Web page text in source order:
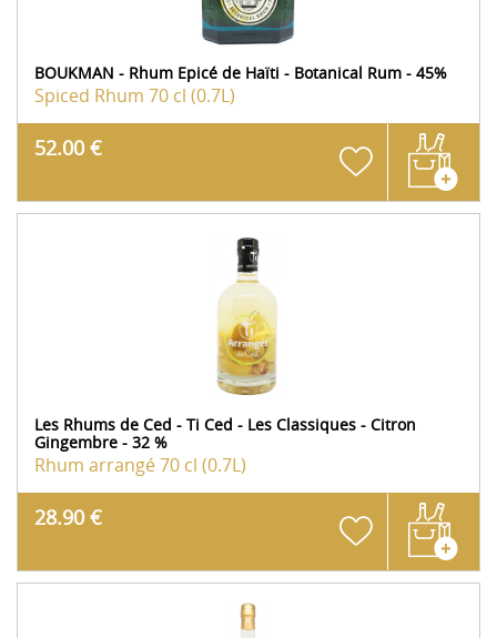
BOUKMAN - Rhum Epicé de Haïti - Botanical Rum - 45%
Spiced Rhum 70 cl (0.7L)
52.00 €
Les Rhums de Ced - Ti Ced - Les Classiques - Citron
Gingembre - 32 %
Rhum arrangé70 cl (0.7L)
28.90 €